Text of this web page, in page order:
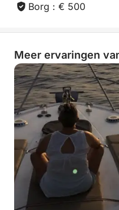
Borg : € 500
Meer ervaringen